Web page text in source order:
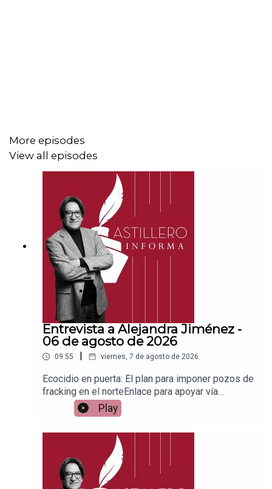
Tienda:
https://julioastillerotienda.com/
More episodes
View all episodes
Entrevista a Alejandra Jiménez -
06 de agosto de 2026
09:55 | viernes, 7 de agosto de 2026
Ecocidio en puerta: El plan para imponer pozos de
fracking en el norteEnlace para apoyar vía
Patreon:https://www.patreon.com/julioastilleroEnl
ace para hacer donaciones vía
PayPal:https://www.paypal.me/julioastilleroCuent
a para hacer transferencias a cuenta BBVA a
nombre de Julio Hernández López:
1539408017CLABE: 012 320 01539408017
2Tienda:https://julioastillerotienda.com/
Play